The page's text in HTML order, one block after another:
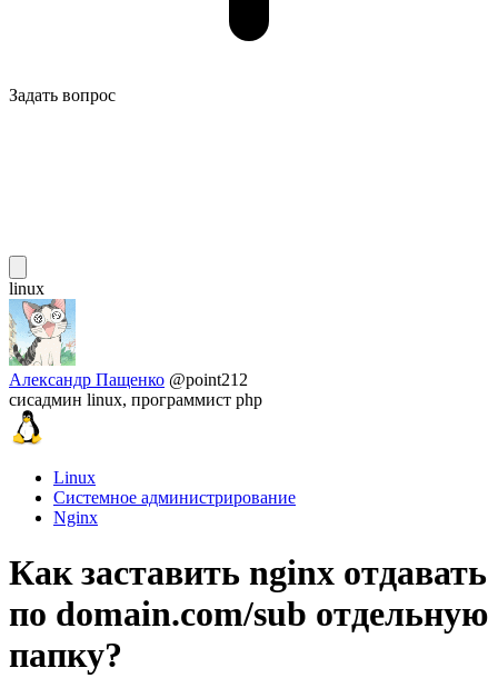
Задать вопрос
linux
Александр Пащенко @point212
сисадмин linux, программист php
Linux
Системное администрирование
Nginx
Как заставить nginx отдавать
по domain.com/sub отдельную
папку?